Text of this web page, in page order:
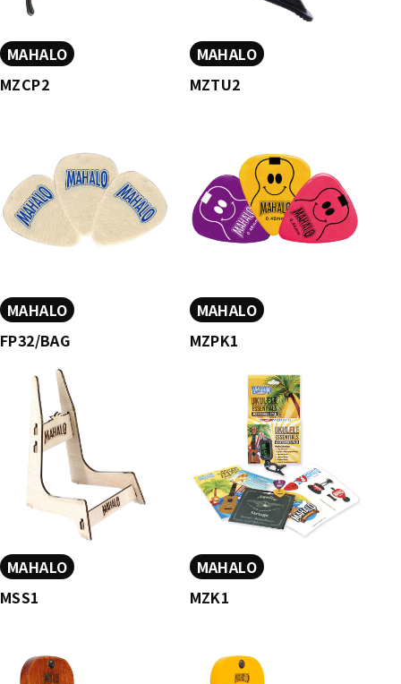
MAHALO
MZCP2
MAHALO
MZTU2
MAHALO
FP32/BAG
MAHALO
MZPK1
MAHALO
MSS1
MAHALO
MZK1